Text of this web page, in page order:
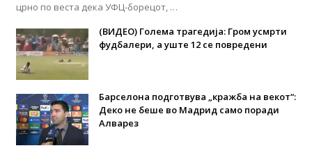
црно по веста дека УФЦ-борецот, …
(ВИДЕО) Голема трагедија: Гром усмрти
фудбалери, а уште 12 се повредени
Барселона подготвува „кражба на векот“:
Деко не беше во Мадрид само поради
Алварез